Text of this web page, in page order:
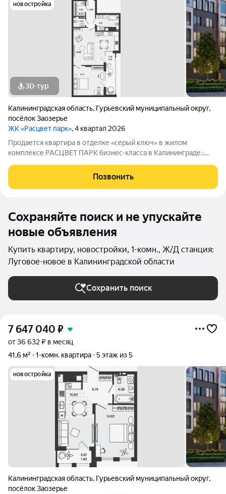
новостройка
3D-тур
Калининградская область, Гурьевский муниципальный округ,
посёлок Заозерье
ЖК «Расцвет парк», 4 квартал 2026
Продается квартира в отделке «серый ключ» в жилом
комплексе РАСЦВЕТ ПАРК бизнес-класса в Калининграде.:
Виды на озеро и природу благодаря панорамному остеклению.
Продуманная
Позвонить
Сохраняйте поиск и не упускайте
новые объявления
Купить квартиру, новостройки, 1-комн., Ж/Д станция:
Луговое-новое в Калининградской области
Сохранить поиск
7 647 040 ₽
от 36 632 ₽ в месяц
41,6 м²
1-комн. квартира 5 этаж из 5
новостройка
Калининградская область, Гурьевский муниципальный округ,
посёлок Заозерье